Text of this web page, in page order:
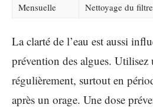
Mensuelle
Nettoyage du filtre
La clarté de l’eau est aussi
prévention des algues. Utilisez
régulièrement, surtout en
après un orage. Une dose